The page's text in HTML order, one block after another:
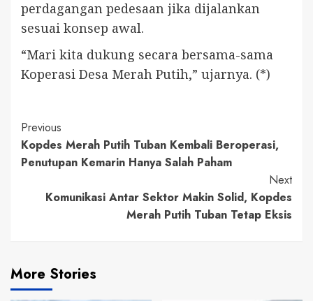
perdagangan pedesaan jika dijalankan
sesuai konsep awal.
“Mari kita dukung secara bersama-sama
Koperasi Desa Merah Putih,” ujarnya. (*)
Continue
Reading
Previous
Kopdes Merah Putih Tuban Kembali Beroperasi,
Penutupan Kemarin Hanya Salah Paham
Next
Komunikasi Antar Sektor Makin Solid, Kopdes
Merah Putih Tuban Tetap Eksis
More Stories